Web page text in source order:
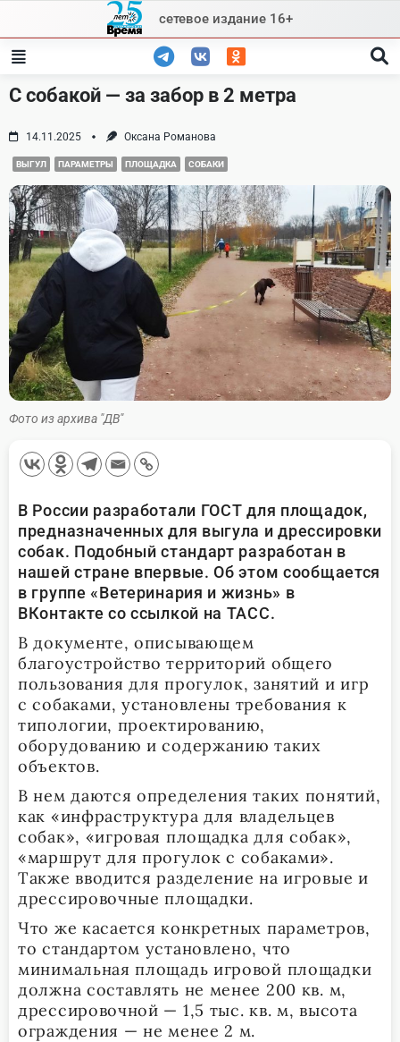
content
сетевое издание 16+
С собакой — за забор в 2 метра
14.11.2025 Оксана Романова
ВЫГУЛ ПАРАМЕТРЫ ПЛОЩАДКА СОБАКИ
Фото из архива "ДВ"
В России разработали ГОСТ для площадок,
предназначенных для выгула и дрессировки
собак. Подобный стандарт разработан в
нашей стране впервые. Об этом сообщается
в группе «Ветеринария и жизнь» в
ВКонтакте со ссылкой на ТАСС.
В документе, описывающем
благоустройство территорий общего
пользования для прогулок, занятий и игр
с собаками, установлены требования к
типологии, проектированию,
оборудованию и содержанию таких
объектов.
В нем даются определения таких понятий,
как «инфраструктура для владельцев
собак», «игровая площадка для собак»,
«маршрут для прогулок с собаками».
Также вводится разделение на игровые и
дрессировочные площадки.
Что же касается конкретных параметров,
то стандартом установлено, что
минимальная площадь игровой площадки
должна составлять не менее 200 кв. м,
дрессировочной — 1,5 тыс. кв. м, высота
ограждения — не менее 2 м.